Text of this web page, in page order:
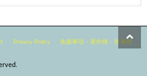
Privacy Policy 免責事項・著作権・肖像権